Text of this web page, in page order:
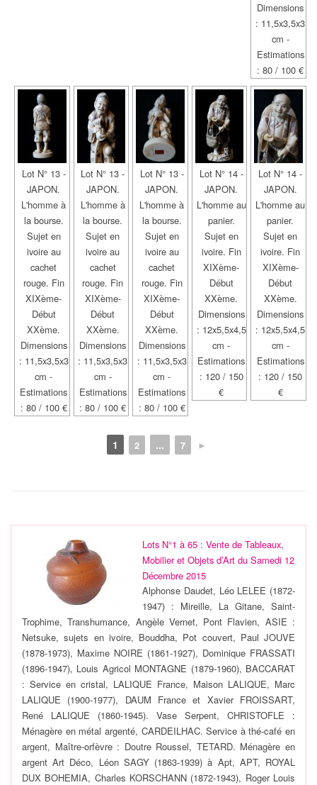
Dimensions
: 11,5x3,5x3
cm -
Estimations
: 80 / 100 €
Lot N° 13 -
JAPON.
L'homme à
la bourse.
Sujet en
ivoire au
cachet
rouge. Fin
XIXème-
Début
XXème.
Dimensions
: 11,5x3,5x3
cm -
Estimations
: 80 / 100 €
Lot N° 13 -
JAPON.
L'homme à
la bourse.
Sujet en
ivoire au
cachet
rouge. Fin
XIXème-
Début
XXème.
Dimensions
: 11,5x3,5x3
cm -
Estimations
: 80 / 100 €
Lot N° 13 -
JAPON.
L'homme à
la bourse.
Sujet en
ivoire au
cachet
rouge. Fin
XIXème-
Début
XXème.
Dimensions
: 11,5x3,5x3
cm -
Estimations
: 80 / 100 €
Lot N° 14 -
JAPON.
L'homme au
panier.
Sujet en
ivoire. Fin
XIXème-
Début
XXème.
Dimensions
: 12x5,5x4,5
cm -
Estimations
: 120 / 150
€
Lot N° 14 -
JAPON.
L'homme au
panier.
Sujet en
ivoire. Fin
XIXème-
Début
XXème.
Dimensions
: 12x5,5x4,5
cm -
Estimations
: 120 / 150
€
1 2 ... 7 ►
Lots N°1 à 65 : Vente de Tableaux,
Mobilier et Objets d’Art du Samedi 12
Décembre 2015
Alphonse Daudet, Léo LELEE (1872-
1947) : Mireille, La Gitane, Saint-
Trophime, Transhumance, Angèle Vernet, Pont Flavien, ASIE :
Netsuke, sujets en ivoire, Bouddha, Pot couvert, Paul JOUVE
(1878-1973), Maxime NOIRE (1861-1927), Dominique FRASSATI
(1896-1947), Louis Agricol MONTAGNE (1879-1960), BACCARAT
: Service en cristal, LALIQUE France, Maison LALIQUE, Marc
LALIQUE (1900-1977), DAUM France et Xavier FROISSART,
René LALIQUE (1860-1945). Vase Serpent, CHRISTOFLE :
Ménagère en métal argenté, CARDEILHAC. Service à thé-café en
argent, Maître-orfèvre : Doutre Roussel, TETARD. Ménagère en
argent Art Déco, Léon SAGY (1863-1939) à Apt, APT, ROYAL
DUX BOHEMIA, Charles KORSCHANN (1872-1943), Roger Louis